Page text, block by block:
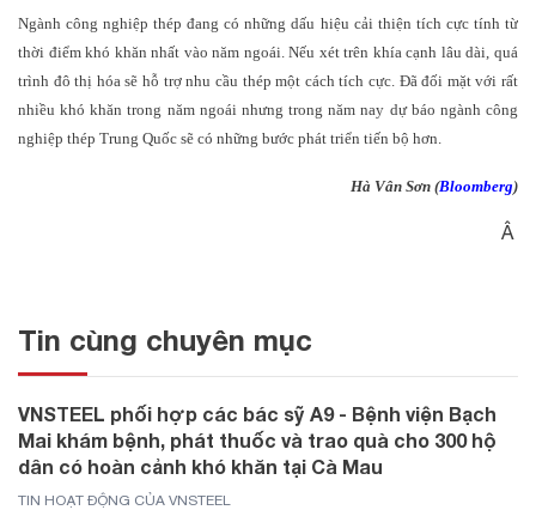
Ngành công nghiệp thép đang có những dấu hiệu cải thiện tích cực tính từ
thời điểm khó khăn nhất vào năm ngoái.Nếu xét trên khía cạnh lâu dài, quá
trình đô thị hóa sẽ hỗ trợ nhu cầu thép một cách tích cực. Đã đối mặt với rất
nhiều khó khăn trong năm ngoái nhưng trong năm nay dự báo ngành công
nghiệp thép Trung Quốc sẽ có những bước phát triển tiến bộ hơn.
Hà Vân Sơn (Bloomberg)
Â
Tin cùng chuyên mục
VNSTEEL phối hợp các bác sỹ A9 - Bệnh viện Bạch
Mai khám bệnh, phát thuốc và trao quà cho 300 hộ
dân có hoàn cảnh khó khăn tại Cà Mau
TIN HOẠT ĐỘNG CỦA VNSTEEL